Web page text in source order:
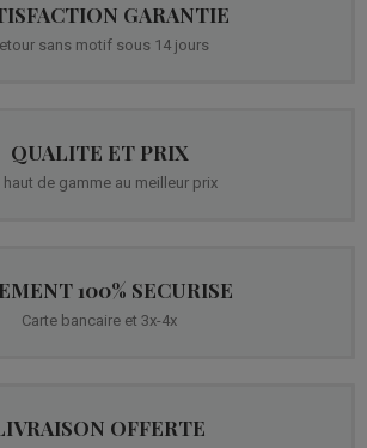
GARANTIE
sans motif sous 14 jours
QUALITE ET PRIX
haut de gamme au meilleur prix
100% SECURISE
Carte bancaire et 3x-4x
OFFERTE